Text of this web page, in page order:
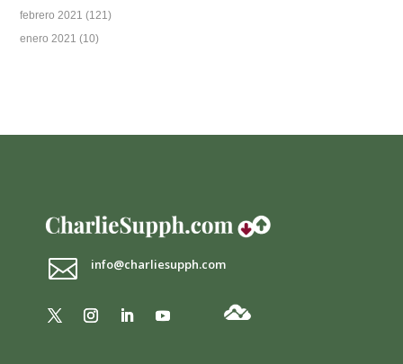
febrero 2021 (121)
enero 2021 (10)
 info@charliesupph.com